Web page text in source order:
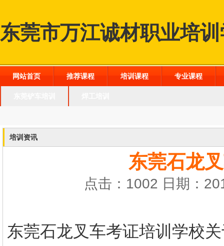
东莞市万江诚材职业培
网站首页 推荐课程 培训课程 专业课程
培训资讯
东莞石龙
点击：1002 日期：
东莞石龙叉车考证培训学校